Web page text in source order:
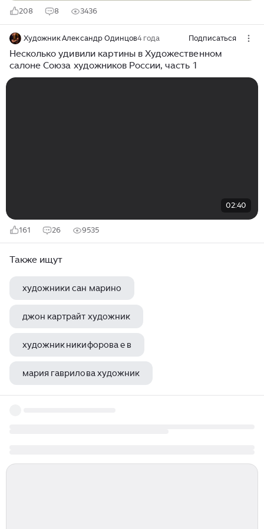
208 8 3436
Художник Александр Одинцов4 года Подписаться
Несколько удивили картины в Художественном
салоне Союза художников России, часть 1
02:40
161 26 9535
Также ищут
художники сан марино
джон картрайт художник
художник никифорова е в
мария гаврилова художник